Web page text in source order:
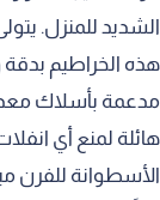
الشديد للمنزل.
هذه الخراطيم بدقة
مدعمة بأسلاك
هائلة لمنع أي
الأسطوانة للفرن